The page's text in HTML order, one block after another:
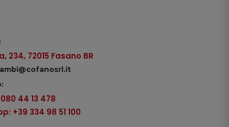
234, 72015 Fasano BR
44 13 478
+39 334 98 51 100